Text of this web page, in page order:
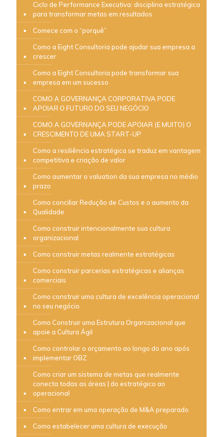
Ciclo de Performance Executiva: disciplina estratégica
para transformar metas em resultados
Comece com o “porquê”
Como a Eight Consultoria pode ajudar sua empresa a
crescer
Como a Eight Consultoria pode transformar sua
empresa em um sucesso
COMO A GOVERNANÇA CORPORATIVA PODE
APOIAR O FUTURO DO SEU NEGÓCIO
COMO A GOVERNANÇA PODE APOIAR (E MUITO) O
CRESCIMENTO DE UMA START-UP
Como a resiliência estratégica se traduz em vantagem
competitiva e criação de valor
Como aumentar o valuation da sua empresa no médio
prazo
Como conciliar Redução de Custos e o aumento da
Qualidade
Como construir intencionalmente sua cultura
organizacional
Como construir metas realmente estratégicas
Como construir parcerias estratégicas e alianças
comerciais
Como construir uma cultura de excelência operacional
no seu negócio
Como Construir uma Estrutura Organizacional que
apoie a Cultura Ágil
Como controlar o orçamento ao longo do ano após
implementar OBZ
Como criar um sistema de metas que realmente
conecta todas as áreas | do estratégico ao
operacional
Como entrar em uma operação de M&A preparado
Como estabelecer uma cultura de execução